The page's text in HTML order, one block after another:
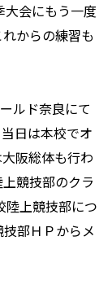
大会にもう一度
からの練習も
ルド奈良にて
当日は本校でオ
阪総体も行わ
競技部のクラ
陸上競技部につ
部ＨＰからメ